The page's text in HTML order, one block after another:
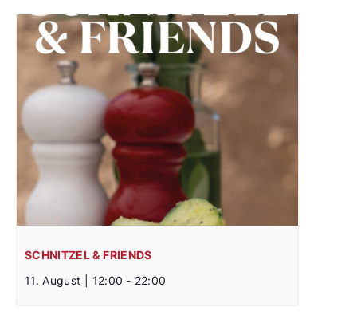
SCHNITZEL & FRIENDS
11. August | 12:00 - 22:00